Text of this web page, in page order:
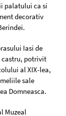
palatului ca si
decorativ
Iasi de
castru, potrivit
al XIX-lea,
sale
Domneasca.
Muzeal